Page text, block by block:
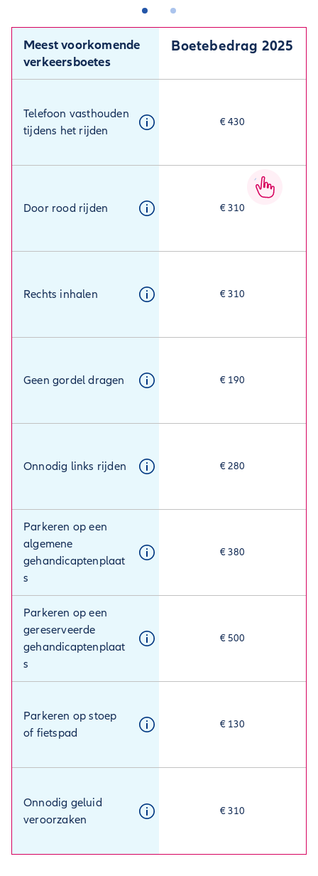
Meest voorkomende
verkeersboetes
Telefoon vasthouden
tijdens het rijden
Door rood rijden
Rechts inhalen
Geen gordel dragen
Onnodig links rijden
Parkeren op een
algemene
gehandicaptenplaat
s
Parkeren op een
gereserveerde
gehandicaptenplaat
s
Parkeren op stoep
of fietspad
Onnodig geluid
veroorzaken
Boetebedrag 2025
€ 430
€ 310
€ 310
€ 190
€ 280
€ 380
€ 500
€ 130
€ 310